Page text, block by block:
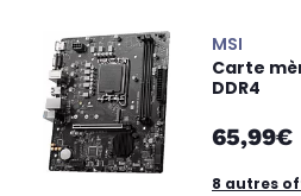
MSI
Carte
DDR4
65,99€
8 autres